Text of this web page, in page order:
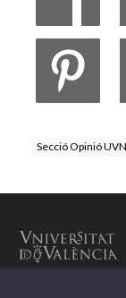
Secció Opinió